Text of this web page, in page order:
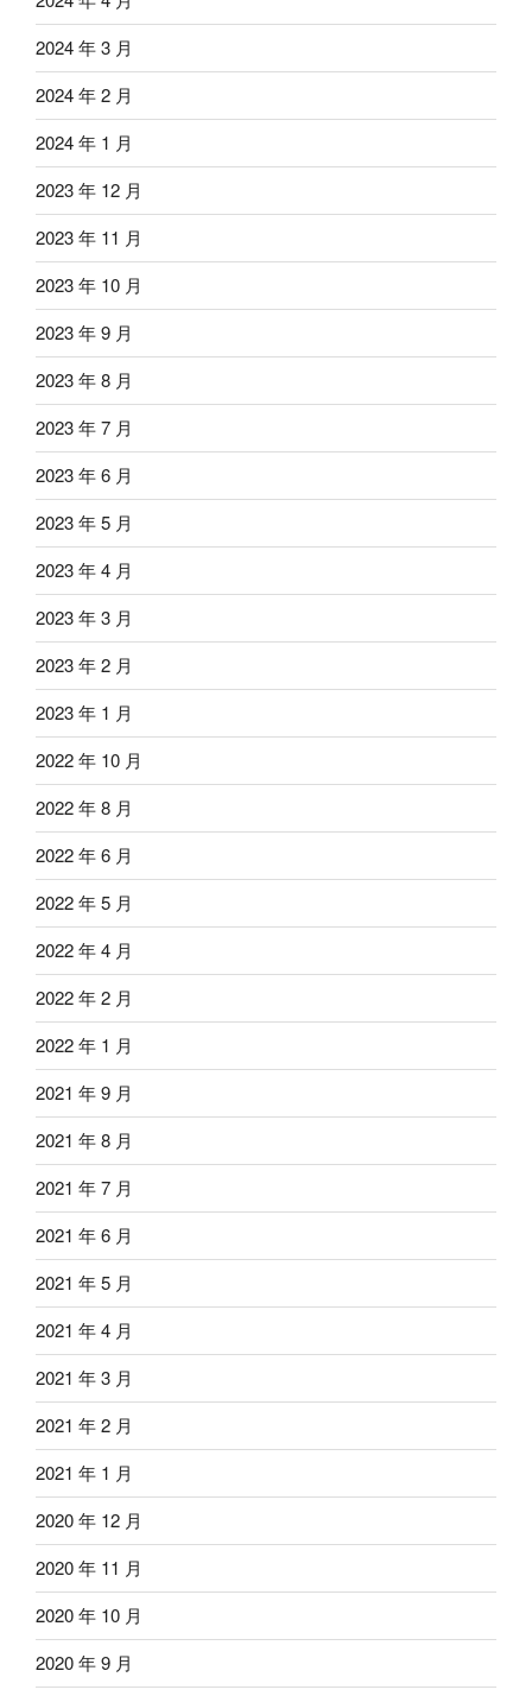
2024 年 3 月
2024 年 2 月
2024 年 1 月
2023 年 12 月
2023 年 11 月
2023 年 10 月
2023 年 9 月
2023 年 8 月
2023 年 7 月
2023 年 6 月
2023 年 5 月
2023 年 4 月
2023 年 3 月
2023 年 2 月
2023 年 1 月
2022 年 10 月
2022 年 8 月
2022 年 6 月
2022 年 5 月
2022 年 4 月
2022 年 2 月
2022 年 1 月
2021 年 9 月
2021 年 8 月
2021 年 7 月
2021 年 6 月
2021 年 5 月
2021 年 4 月
2021 年 3 月
2021 年 2 月
2021 年 1 月
2020 年 12 月
2020 年 11 月
2020 年 10 月
2020 年 9 月